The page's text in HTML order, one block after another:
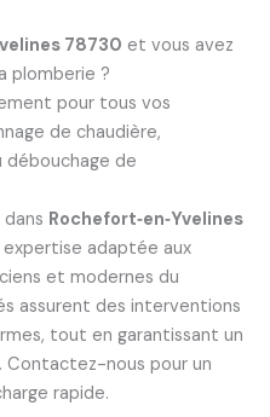
78730 et vous avez
plomberie ?
pour tous vos
de chaudière,
de
Rochefort‑en‑Yvelines
expertise adaptée aux
et modernes du
assurent des interventions
tout en garantissant un
nous pour un
rapide.